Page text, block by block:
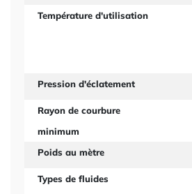
Température d'utilisation
Pression d'éclatement
Rayon de courbure
minimum
Poids au mètre
Types de fluides